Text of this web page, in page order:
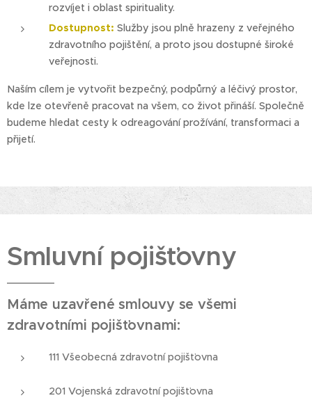
rozvíjet i oblast spirituality.
Dostupnost: Služby jsou plně hrazeny z veřejného
zdravotního pojištění, a proto jsou dostupné široké
veřejnosti.
Naším cílem je vytvořit bezpečný, podpůrný a léčivý prostor,
kde lze otevřeně pracovat na všem, co život přináší. Společně
budeme hledat cesty k odreagování prožívání, transformaci a
přijetí.
Smluvní pojišťovny
Máme uzavřené smlouvy se všemi
zdravotními pojišťovnami:
111 Všeobecná zdravotní pojišťovna
201 Vojenská zdravotní pojišťovna